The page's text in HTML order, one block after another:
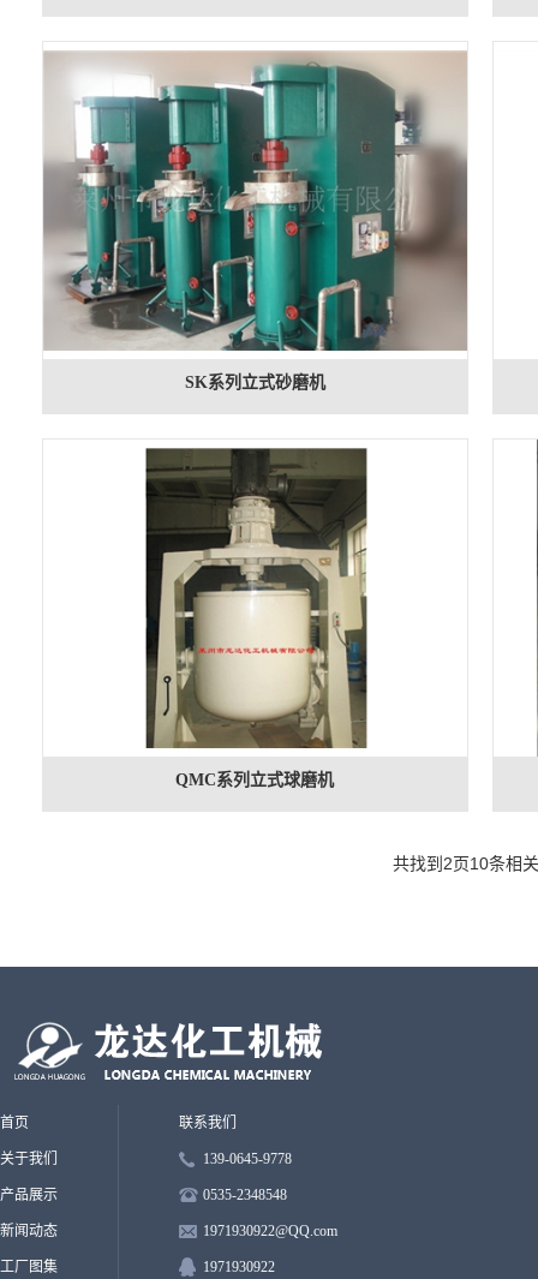
SK系列立式砂磨机
QMC系列立式球磨机
共找到 2页10条相
首页
关于我们
产品展示
新闻动态
工厂图集
联系我们
139-0645-9778
0535-2348548
1971930922@QQ.com
1971930922